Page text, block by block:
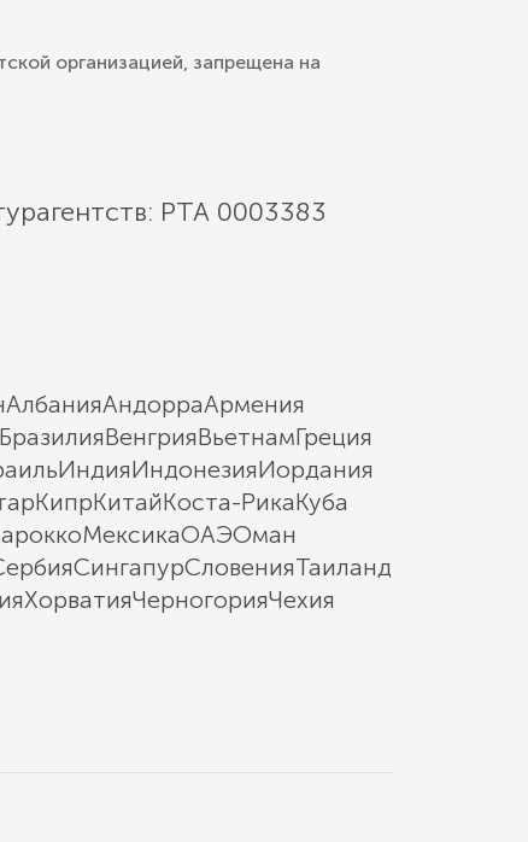
организацией, запрещена на
РТА 0003383
АлбанияАндорраАрмения
БразилияВенгрияВьетнамГреция
ИндияИндонезияИордания
КипрКитайКоста-РикаКуба
МексикаОАЭОман
СингапурСловенияТаиланд
ХорватияЧерногорияЧехия